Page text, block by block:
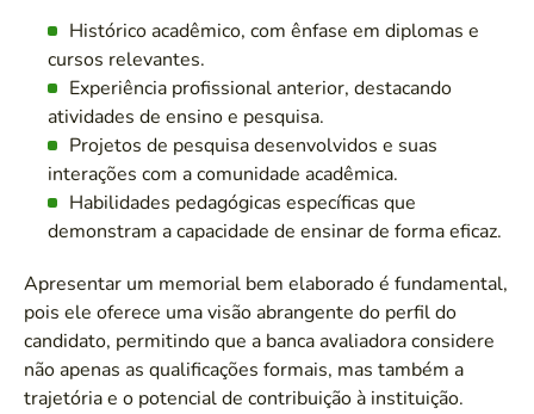
Histórico acadêmico, com ênfase em diplomas e
cursos relevantes.
Experiência profissional anterior, destacando
atividades de ensino e pesquisa.
Projetos de pesquisa desenvolvidos e suas
interações com a comunidade acadêmica.
Habilidades pedagógicas específicas que
demonstram a capacidade de ensinar de forma eficaz.
Apresentar um memorial bem elaborado é fundamental,
pois ele oferece uma visão abrangente do perfil do
candidato, permitindo que a banca avaliadora considere
não apenas as qualificações formais, mas também a
trajetória e o potencial de contribuição à instituição.